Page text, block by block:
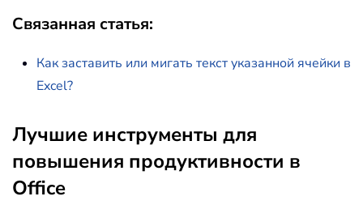
Связанная статья:
Как заставить или мигать текст указанной ячейки в
Excel?
Лучшие инструменты для
повышения продуктивности в
Office